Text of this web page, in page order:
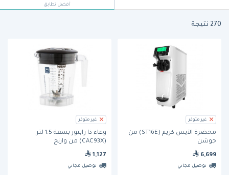
أفضل تطابق
270 نتيجة
غير متوفر
محضّرة الآيس كريم (ST16E) من
جوشن
6,699
توصيل مجاني
غير متوفر
وعاء ذا رابتور بسعة 1.5 لتر
(CAC93X) من وارنج
1,127
توصيل مجاني